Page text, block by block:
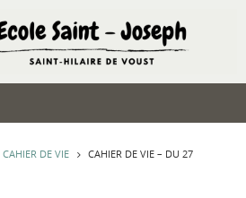
CAHIER DE VIE
CAHIER DE VIE – DU 27